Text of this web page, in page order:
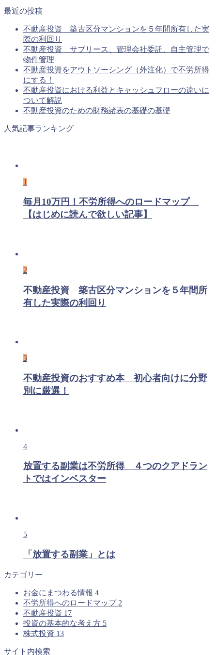
最近の投稿
不動産投資 築古区分マンションを５年間所有した実
際の利回り
不動産投資 サブリース、管理会社委託、自主管理で
物件管理
不動産投資をアウトソーシング（外注化）で不労所得
にする！
不動産投資における利益とキャッシュフローの違いに
ついて解説
不動産投資のための財務諸表の基礎の基礎
人気記事ランキング
1
毎月10万円！不労所得へのロードマップ
【はじめに読んで欲しい記事】
2
不動産投資 築古区分マンションを５年間所
有した実際の利回り
3
不動産投資のおすすめ本 初心者向けに分野
別に厳選！
4
放置する副業は不労所得 ４つのクアドラン
トではインベスター
5
「放置する副業」とは
カテゴリー
お金にまつわる情報 4
不労所得へのロードマップ 2
不動産投資 17
投資の基本的な考え方 5
株式投資 13
サイト内検索